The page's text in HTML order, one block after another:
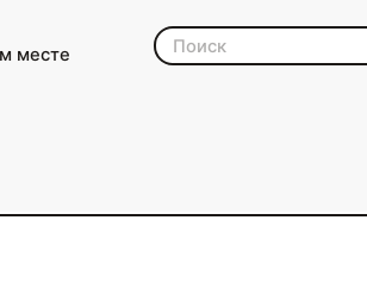
месте
медиа и digital